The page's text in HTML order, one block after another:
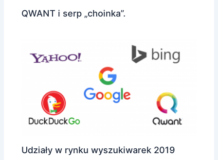
QWANT i serp „choinka”.
Udziały w rynku wyszukiwarek 2019